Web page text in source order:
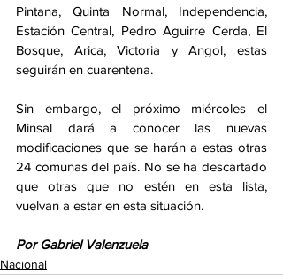
Pintana, Quinta Normal, Independencia,
Estación Central, Pedro Aguirre Cerda, El
Bosque, Arica, Victoria y Angol, estas
seguirán en cuarentena.
Sin embargo, el próximo miércoles el
Minsal dará a conocer las nuevas
modificaciones que se harán a estas otras
24 comunas del país. No se ha descartado
que otras que no estén en esta lista,
vuelvan a estar en esta situación.
Por Gabriel Valenzuela
Nacional